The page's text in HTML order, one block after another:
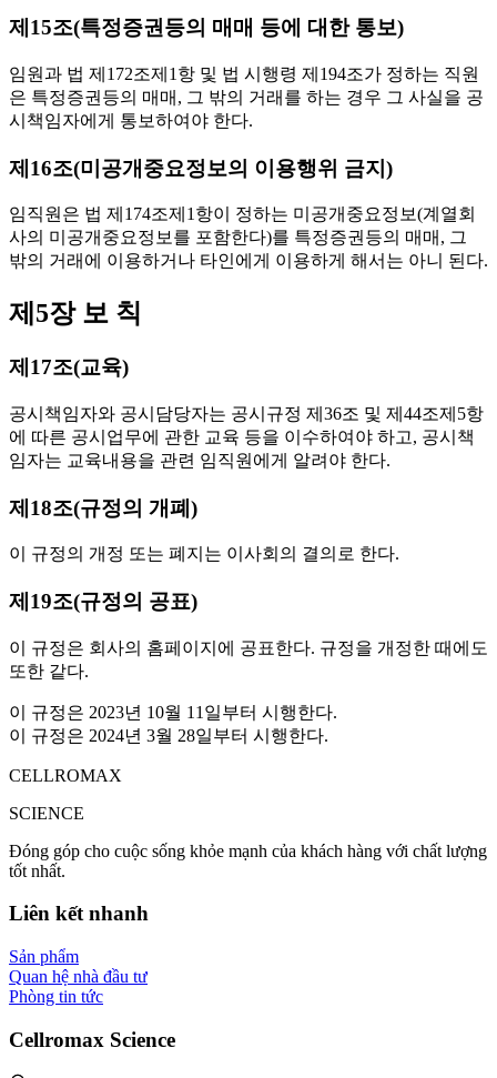
제15조(특정증권등의 매매 등에 대한 통보)
임원과 법 제172조제1항 및 법 시행령 제194조가 정하는 직원
은 특정증권등의 매매, 그 밖의 거래를 하는 경우 그 사실을 공
시책임자에게 통보하여야 한다.
제16조(미공개중요정보의 이용행위 금지)
임직원은 법 제174조제1항이 정하는 미공개중요정보(계열회
사의 미공개중요정보를 포함한다)를 특정증권등의 매매, 그
밖의 거래에 이용하거나 타인에게 이용하게 해서는 아니 된다.
제5장 보 칙
제17조(교육)
공시책임자와 공시담당자는 공시규정 제36조 및 제44조제5항
에 따른 공시업무에 관한 교육 등을 이수하여야 하고, 공시책
임자는 교육내용을 관련 임직원에게 알려야 한다.
제18조(규정의 개폐)
이 규정의 개정 또는 폐지는 이사회의 결의로 한다.
제19조(규정의 공표)
이 규정은 회사의 홈페이지에 공표한다. 규정을 개정한 때에도
또한 같다.
이 규정은 2023년 10월 11일부터 시행한다.
이 규정은 2024년 3월 28일부터 시행한다.
CELLROMAX
SCIENCE
Đóng góp cho cuộc sống khỏe mạnh của khách hàng với chất lượng
tốt nhất.
Liên kết nhanh
Sản phẩm
Quan hệ nhà đầu tư
Phòng tin tức
Cellromax Science